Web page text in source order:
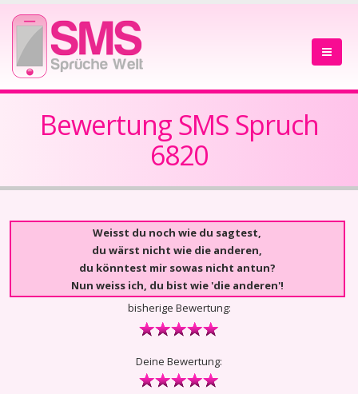
Bewertung SMS Spruch
6820
Weisst du noch wie du sagtest,
du wärst nicht wie die anderen,
du könntest mir sowas nicht antun?
Nun weiss ich, du bist wie 'die anderen'!
bisherige Bewertung:
Deine Bewertung: